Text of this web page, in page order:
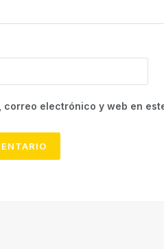
correo electrónico y web en